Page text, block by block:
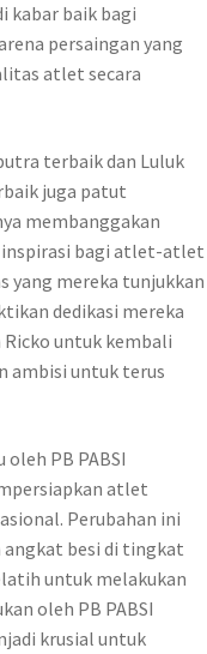
kabar baik bagi
persaingan yang
atlet secara
terbaik dan Luluk
juga patut
membanggakan
inspirasi bagi atlet-atlet
yang mereka tunjukkan
dedikasi mereka
untuk kembali
ambisi untuk terus
PB PABSI
atlet
Perubahan ini
angkat besi di tingkat
untuk melakukan
oleh PB PABSI
krusial untuk